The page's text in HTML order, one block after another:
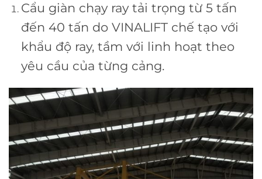
Cẩu giàn chạy ray tải trọng từ 5 tấn
đến 40 tấn do VINALIFT chế tạo với
khẩu độ ray, tầm với linh hoạt theo
yêu cầu của từng cảng.